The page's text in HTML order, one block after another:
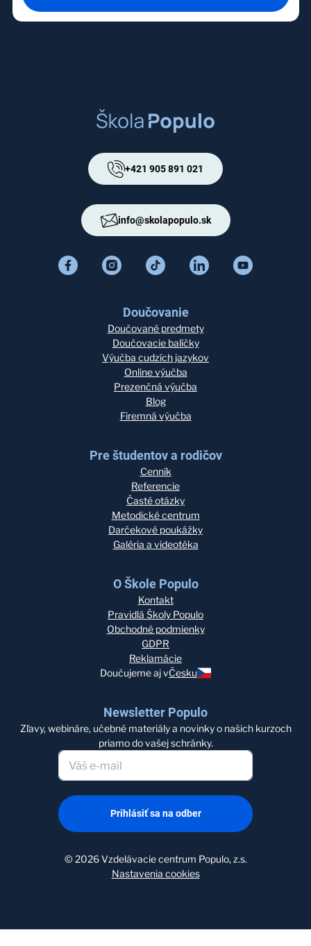
+421 905 891 021
info@skolapopulo.sk
Doučovanie
Doučované predmety
Doučovacie balíčky
Výučba cudzích jazykov
Online výučba
Prezenčná výučba
Blog
Firemná výučba
Pre študentov a rodičov
Cenník
Referencie
Časté otázky
Metodické centrum
Darčekové poukážky
Galéria a videotéka
O Škole Populo
Kontakt
Pravidlá Školy Populo
Obchodné podmienky
GDPR
Reklamácie
Doučujeme aj vČesku
Newsletter Populo
Zľavy, webináre, učebné materiály a novinky o našich kurzoch
priamo do vašej schránky.
Prihlásiť sa na odber
©2026 Vzdelávacie centrum Populo, z.s.
Nastavenia cookies